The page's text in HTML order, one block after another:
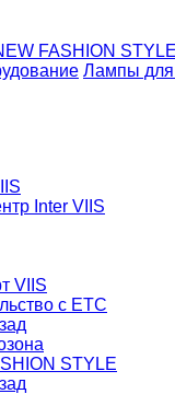
FASHION
Лампы для
Inter VIIS
VIIS
с ЕТС
STYLE